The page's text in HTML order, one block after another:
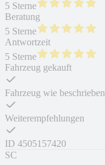
5 Sterne
Beratung
5 Sterne
Antwortzeit
5 Sterne
Fahrzeug gekauft
Fahrzeug wie beschrieben
Weiterempfehlungen
ID 4505157420
SC